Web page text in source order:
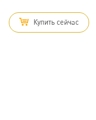
Купить сейчас